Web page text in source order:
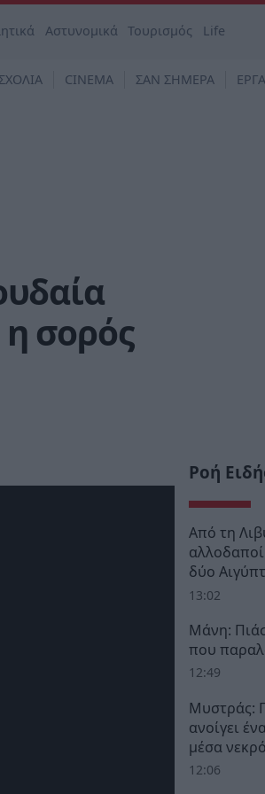
Αστυνομικά Τουρισμός Life
ΣΧΟΛΙΑ CINEMA ΣΑΝ ΣΗΜΕΡΑ
σορός
Ροή
Από τη
δύο
13:02
Μάνη:
που
12:49
Μυστράς:
ανοίγει
μέσα
12:06